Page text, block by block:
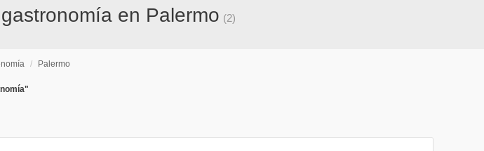
en Palermo (2)
/ Palermo